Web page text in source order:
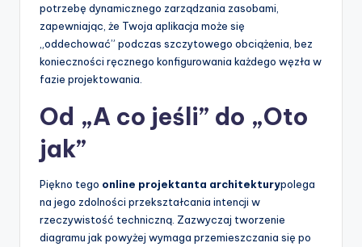
potrzebę dynamicznego zarządzania zasobami,
zapewniając, że Twoja aplikacja może się
„oddechować” podczas szczytowego obciążenia, bez
konieczności ręcznego konfigurowania każdego węzła w
fazie projektowania.
Od „A co jeśli” do „Oto
jak”
Piękno tego online projektanta architekturypolega
na jego zdolności przekształcania intencji w
rzeczywistość techniczną. Zazwyczaj tworzenie
diagramu jak powyżej wymaga przemieszczania się po